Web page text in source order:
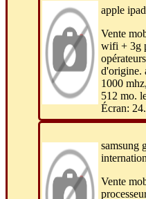
apple
Vente
wifi + 3g
d'origine.
1000
512 mo.
Écran:
samsung
Vente